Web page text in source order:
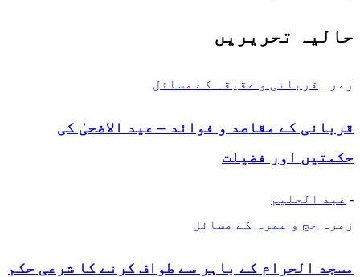
حالیہ تحریریں
زمرہ قربانی و عقیقہ کے مسائل
قربانی کے مقاصد و فوائد – عید الاضحیٰ کی
حکمتیں اور فضیلت
- عبد الحلیم
زمرہ
حج و عمرہ کے مسائل
مسجد الحرام کے باہر سے طواف کرنے کا شرعی حکم